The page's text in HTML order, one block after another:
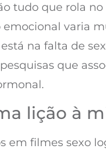
tudo que rola
varia
na falta de
que
lição à
em filmes sexo